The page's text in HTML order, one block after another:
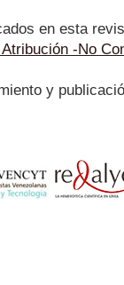
en esta
-No
y